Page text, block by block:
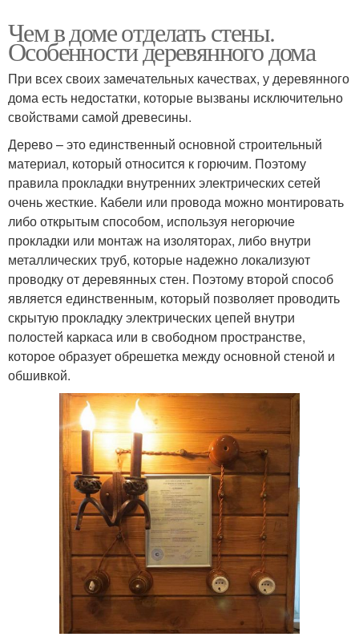
Чем в доме отделать стены.
Особенности деревянного дома
При всех своих замечательных качествах, у деревянного
дома есть недостатки, которые вызваны исключительно
свойствами самой древесины.
Дерево – это единственный основной строительный
материал, который относится к горючим. Поэтому
правила прокладки внутренних электрических сетей
очень жесткие. Кабели или провода можно монтировать
либо открытым способом, используя негорючие
прокладки или монтаж на изоляторах, либо внутри
металлических труб, которые надежно локализуют
проводку от деревянных стен. Поэтому второй способ
является единственным, который позволяет проводить
скрытую прокладку электрических цепей внутри
полостей каркаса или в свободном пространстве,
которое образует обрешетка между основной стеной и
обшивкой.